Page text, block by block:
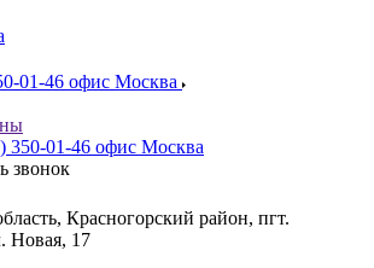
01-46 офис Москва
350-01-46 офис Москва
звонок
Красногорский район, пгт.
Новая, 17